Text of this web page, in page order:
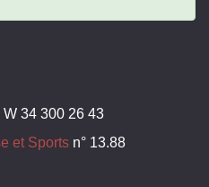
W 34 300 26 43
et Sports n° 13.88